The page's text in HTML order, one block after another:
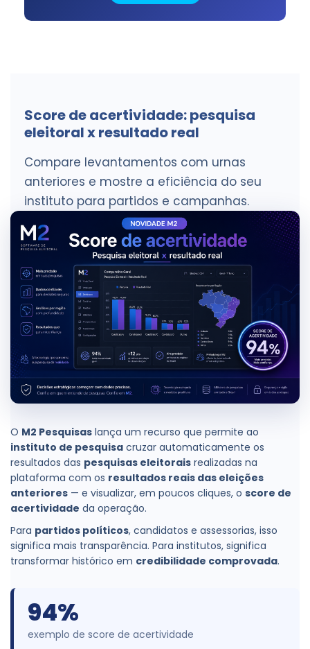
Score de acertividade: pesquisa
eleitoral x resultado real
Compare levantamentos com urnas
anteriores e mostre a eficiência do seu
instituto para partidos e campanhas.
O M2 Pesquisas lança um recurso que permite ao
instituto de pesquisa cruzar automaticamente os
resultados das pesquisas eleitorais realizadas na
plataforma com os resultados reais das eleições
anteriores — e visualizar, em poucos cliques, o score de
acertividade da operação.
Para partidos políticos, candidatos e assessorias, isso
significa mais transparência. Para institutos, significa
transformar histórico em credibilidade comprovada.
94%
exemplo de score de acertividade